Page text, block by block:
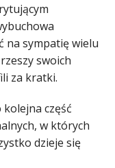
na sympatię wielu
swoich
za kratki.
część
w których
dzieje się